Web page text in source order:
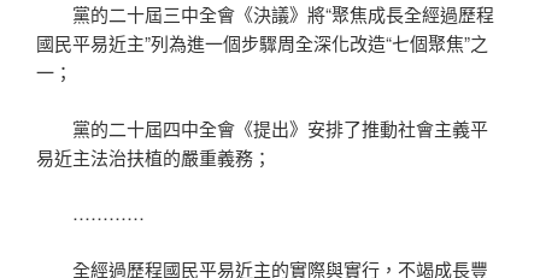
黨的二十屆三中全會《決議》將“聚焦成長全經過歷程
國民平易近主”列為進一個步驟周全深化改造“七個聚焦”之
一；
黨的二十屆四中全會《提出》安排了推動社會主義平
易近主法治扶植的嚴重義務；
…………
全經過歷程國民平易近主的實際與實行，不竭成長豐